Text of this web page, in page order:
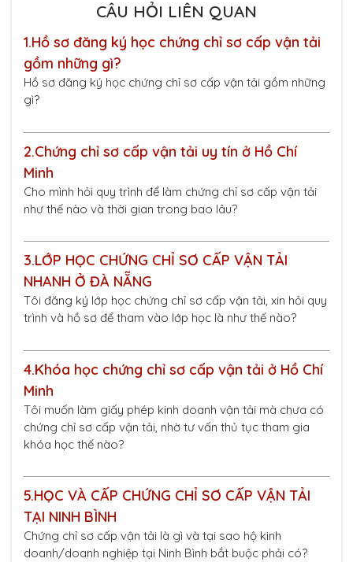
CÂU HỎI LIÊN QUAN
1.Hồ sơ đăng ký học chứng chỉ sơ cấp vận tải
gồm những gì?
Hồ sơ đăng ký học chứng chỉ sơ cấp vận tải gồm những
gì?
2.Chứng chỉ sơ cấp vận tải uy tín ở Hồ Chí
Minh
Cho mình hỏi quy trình để làm chứng chỉ sơ cấp vận tải
như thế nào và thời gian trong bao lâu?
3.LỚP HỌC CHỨNG CHỈ SƠ CẤP VẬN TẢI
NHANH Ở ĐÀ NẴNG
Tôi đăng ký lớp học chứng chỉ sơ cấp vận tải, xin hỏi quy
trình và hồ sơ để tham vào lớp học là như thế nào?
4.Khóa học chứng chỉ sơ cấp vận tải ở Hồ Chí
Minh
Tôi muốn làm giấy phép kinh doanh vận tải mà chưa có
chứng chỉ sơ cấp vận tải, nhờ tư vấn thủ tục tham gia
khóa học thế nào?
5.HỌC VÀ CẤP CHỨNG CHỈ SƠ CẤP VẬN TẢI
TẠI NINH BÌNH
Chứng chỉ sơ cấp vận tải là gì và tại sao hộ kinh
doanh/doanh nghiệp tại Ninh Bình bắt buộc phải có?